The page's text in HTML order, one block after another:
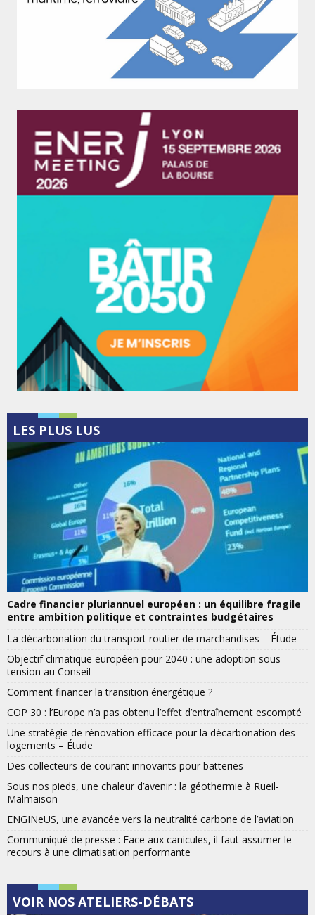
LES PLUS LUS
Cadre financier pluriannuel européen : un équilibre fragile
entre ambition politique et contraintes budgétaires
La décarbonation du transport routier de marchandises – Étude
Objectif climatique européen pour 2040 : une adoption sous
tension au Conseil
Comment financer la transition énergétique ?
COP 30 : l’Europe n’a pas obtenu l’effet d’entraînement escompté
Une stratégie de rénovation efficace pour la décarbonation des
logements – Étude
Des collecteurs de courant innovants pour batteries
Sous nos pieds, une chaleur d’avenir : la géothermie à Rueil-
Malmaison
ENGINeUS, une avancée vers la neutralité carbone de l’aviation
Communiqué de presse : Face aux canicules, il faut assumer le
recours à une climatisation performante
VOIR NOS ATELIERS-DÉBATS